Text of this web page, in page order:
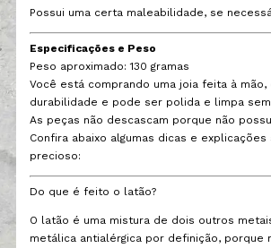
Possui uma certa maleabilidade, se
Especificações e Peso
Peso aproximado: 130 gramas
Você está comprando uma joia feita à mão,
durabilidade e pode ser polida e limpa
As peças não descascam porque não
Confira abaixo algumas dicas e
precioso:
Do que é feito o latão?
O latão é uma mistura de dois outros
metálica antialérgica por definição, porque